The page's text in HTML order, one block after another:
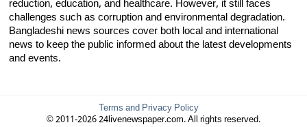
reduction, education, and healthcare. However, it still faces
challenges such as corruption and environmental degradation.
Bangladeshi news sources cover both local and international
news to keep the public informed about the latest developments
and events.
Terms and Privacy Policy
© 2011-2026 24livenewspaper.com. All rights reserved.